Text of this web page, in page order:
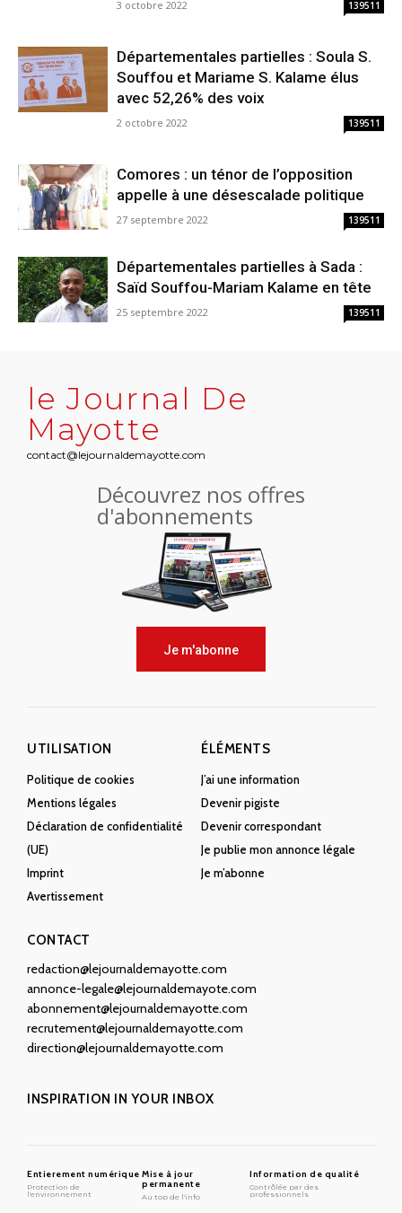
3 octobre 2022 139511
Départementales partielles : Soula S.
Souffou et Mariame S. Kalame élus
avec 52,26% des voix
2 octobre 2022 139511
Comores : un ténor de l’opposition
appelle à une désescalade politique
27 septembre 2022 139511
Départementales partielles à Sada :
Saïd Souffou-Mariam Kalame en tête
25 septembre 2022 139511
le Journal De
Mayotte
contact@lejournaldemayotte.com
Découvrez nos offres
d'abonnements
Je m'abonne
UTILISATION
Politique de cookies
Mentions légales
Déclaration de confidentialité
(UE)
Imprint
Avertissement
ÉLÉMENTS
J’ai une information
Devenir pigiste
Devenir correspondant
Je publie mon annonce légale
Je m’abonne
CONTACT
redaction@lejournaldemayotte.com
annonce-legale@lejournaldemayote.com
abonnement@lejournaldemayotte.com
recrutement@lejournaldemayotte.com
direction@lejournaldemayotte.com
INSPIRATION IN YOUR INBOX
Entierement numérique
Protection de
l'environnement
Mise à jour
permanente
Au top de l'info
Information de qualité
Contrôlée par des
professionnels